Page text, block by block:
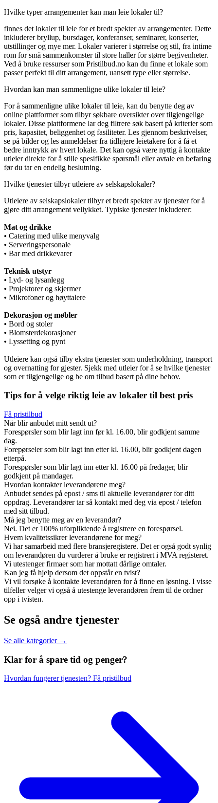
Hvilke typer arrangementer kan man leie lokaler til?
finnes det lokaler til leie for et bredt spekter av arrangementer. Dette
inkluderer bryllup, bursdager, konferanser, seminarer, konserter,
utstillinger og mye mer. Lokaler varierer i størrelse og stil, fra intime
rom for små sammenkomster til store haller for større begivenheter.
Ved å bruke ressurser som Pristilbud.no kan du finne et lokale som
passer perfekt til ditt arrangement, uansett type eller størrelse.
Hvordan kan man sammenligne ulike lokaler til leie?
For å sammenligne ulike lokaler til leie, kan du benytte deg av
online plattformer som tilbyr søkbare oversikter over tilgjengelige
lokaler. Disse plattformene lar deg filtrere søk basert på kriterier som
pris, kapasitet, beliggenhet og fasiliteter. Les gjennom beskrivelser,
se på bilder og les anmeldelser fra tidligere leietakere for å få et
bedre inntrykk av hvert lokale. Det kan også være nyttig å kontakte
utleier direkte for å stille spesifikke spørsmål eller avtale en befaring
før du tar en endelig beslutning.
Hvilke tjenester tilbyr utleiere av selskapslokaler?
Utleiere av selskapslokaler tilbyr et bredt spekter av tjenester for å
gjøre ditt arrangement vellykket. Typiske tjenester inkluderer:
Mat og drikke
• Catering med ulike menyvalg
• Serveringspersonale
• Bar med drikkevarer
Teknisk utstyr
• Lyd- og lysanlegg
• Projektorer og skjermer
• Mikrofoner og høyttalere
Dekorasjon og møbler
• Bord og stoler
• Blomsterdekorasjoner
• Lyssetting og pynt
Utleiere kan også tilby ekstra tjenester som underholdning, transport
og overnatting for gjester. Sjekk med utleier for å se hvilke tjenester
som er tilgjengelige og be om tilbud basert på dine behov.
Tips for å velge riktig leie av lokaler til best pris
Få pristilbud
Når blir anbudet mitt sendt ut?
Forespørsler som blir lagt inn før kl. 16.00, blir godkjent samme
dag.
Forepørseler som blir lagt inn etter kl. 16.00, blir godkjent dagen
etterpå.
Forespørsler som blir lagt inn etter kl. 16.00 på fredager, blir
godkjent på mandager.
Hvordan kontakter leverandørene meg?
Anbudet sendes på epost / sms til aktuelle leverandører for ditt
oppdrag. Leverandører tar så kontakt med deg via epost / telefon
med sitt tilbud.
Må jeg benytte meg av en leverandør?
Nei. Det er 100% uforpliktende å registrere en forespørsel.
Hvem kvalitetssikrer leverandørene for meg?
Vi har samarbeid med flere bransjeregistere. Det er også godt synlig
om leverandøren du vurderer å bruke er registrert i MVA registeret.
Vi utestenger firmaer som har mottatt dårlige omtaler.
Kan jeg få hjelp dersom det oppstår en tvist?
Vi vil forsøke å kontakte leverandøren for å finne en løsning. I visse
tilfeller velger vi også å utestenge leverandøren frem til de ordner
opp i tvisten.
Se også andre tjenester
Se alle kategorier →
Klar for å spare tid og penger?
Hvordan fungerer tjenesten? Få pristilbud